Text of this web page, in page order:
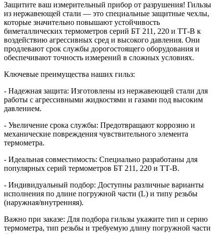
Защитите ваш измерительный прибор от разрушения! Гильзы
из нержавеющей стали — это специальные защитные чехлы,
которые значительно повышают устойчивость
биметаллических термометров серий БТ 211, 220 и ТТ-В к
воздействию агрессивных сред и высокого давления. Они
продлевают срок службы дорогостоящего оборудования и
обеспечивают точность измерений в сложных условиях.
Ключевые преимущества наших гильз:
- Надежная защита: Изготовлены из нержавеющей стали для
работы с агрессивными жидкостями и газами под высоким
давлением.
- Увеличение срока службы: Предотвращают коррозию и
механические повреждения чувствительного элемента
термометра.
- Идеальная совместимость: Специально разработаны для
популярных серий термометров БТ 211, 220 и ТТ-В.
- Индивидуальный подбор: Доступны различные варианты
исполнения по длине погружной части (L) и типу резьбы
(наружная/внутренняя).
Важно при заказе: Для подбора гильзы укажите тип и серию
термометра, тип резьбы и требуемую длину погружной части